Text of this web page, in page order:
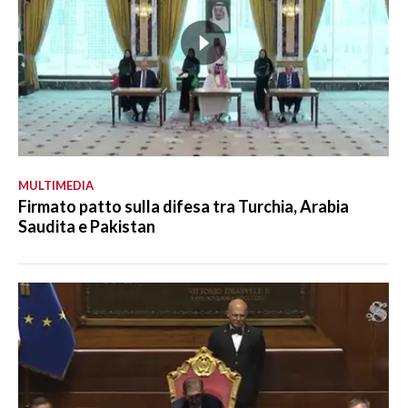
MULTIMEDIA
Firmato patto sulla difesa tra Turchia, Arabia
Saudita e Pakistan